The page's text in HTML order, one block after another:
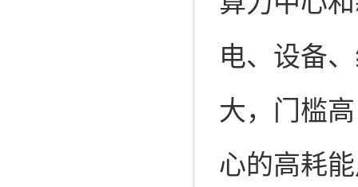
电、设备
大，门槛
心的高耗